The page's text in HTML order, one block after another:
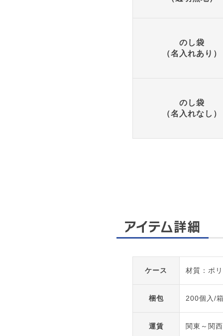
のし袋
（名入れあり）
のし袋
（名入れなし）
アイテム詳細
ケース 材質：ポ
梱包 200個入/
運賃 関東～関